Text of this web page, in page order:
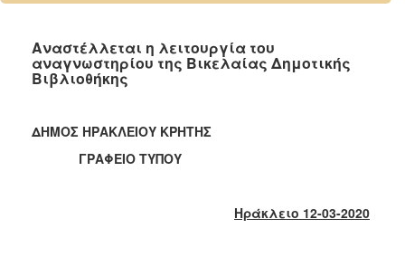
2024
2022
2021
Αναστέλλεται η λειτουργία του
αναγνωστηρίου της Βικελαίας Δημοτικής
Βιβλιοθήκης
ΔΗΜΟΣ ΗΡΑΚΛΕΙΟΥ ΚΡΗΤΗΣ
ΓΡΑΦΕΙΟ ΤΥΠΟΥ
Ηράκλειο 12-03-2020